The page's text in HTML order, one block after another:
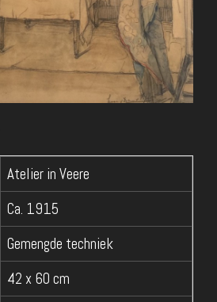
Atelier in Veere
Ca. 1915
Gemengde techniek
42 x 60 cm